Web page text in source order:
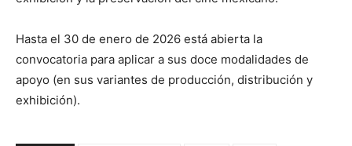
Hasta el 30 de enero de 2026 está abierta la
convocatoria para aplicar a sus doce modalidades de
apoyo (en sus variantes de producción, distribución y
exhibición).